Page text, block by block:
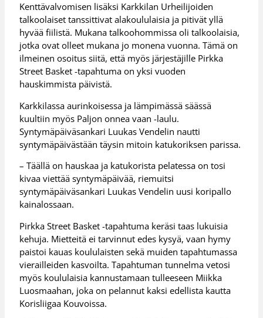
Kenttävalvomisen lisäksi Karkkilan Urheilijoiden
talkoolaiset tanssittivat alakoululaisia ja pitivät yllä
hyvää fiilistä. Mukana talkoohommissa oli talkoolaisia,
jotka ovat olleet mukana jo monena vuonna. Tämä on
ilmeinen osoitus siitä, että myös järjestäjille Pirkka
Street Basket -tapahtuma on yksi vuoden
hauskimmista päivistä.
Karkkilassa aurinkoisessa ja lämpimässä säässä
kuultiin myös Paljon onnea vaan -laulu.
Syntymäpäiväsankari Luukas Vendelin nautti
syntymäpäivästään täysin mitoin katukoriksen parissa.
– Täällä on hauskaa ja katukorista pelatessa on tosi
kivaa viettää syntymäpäivää, riemuitsi
syntymäpäiväsankari Luukas Vendelin uusi koripallo
kainalossaan.
Pirkka Street Basket -tapahtuma keräsi taas lukuisia
kehuja. Mietteitä ei tarvinnut edes kysyä, vaan hymy
paistoi kauas koululaisten sekä muiden tapahtumassa
vierailleiden kasvoilta. Tapahtuman tunnelma vetosi
myös koululaisia kannustamaan tulleeseen Miikka
Luosmaahan, joka on pelannut kaksi edellista kautta
Korisliigaa Kouvoissa.